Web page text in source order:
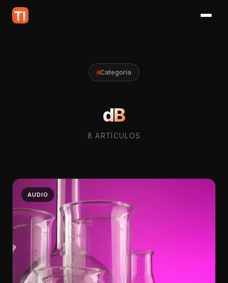
Categoría
dB
8 ARTÍCULOS
AUDIO